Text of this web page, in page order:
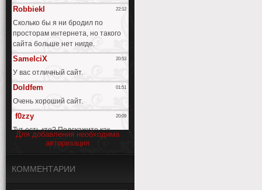
Для добавления необходима
авторизация
КОММЕНТАРИИ